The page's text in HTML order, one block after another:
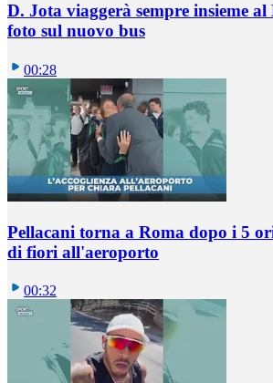
D. Jota viaggerà sempre insieme
foto sul nuovo bus
00:28
Pellacani torna a Roma dopo i 5
di fiori all'aeroporto
00:32